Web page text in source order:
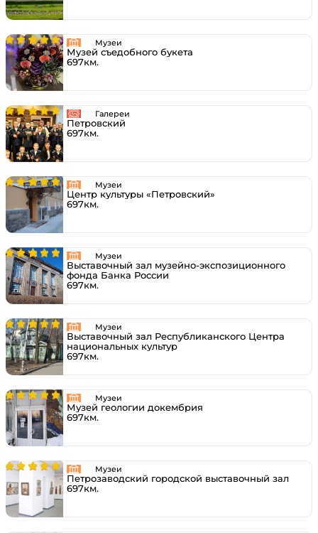
Музеи
Музей съедобного букета
697км.
Галереи
Петровский
697км.
Музеи
Центр культуры «Петровский»
697км.
Музеи
Выставочный зал музейно-экспозиционного
фонда Банка России
697км.
Музеи
Выставочный зал Республиканского Центра
национальных культур
697км.
Музеи
Музей геологии докембрия
697км.
Музеи
Петрозаводский городской выставочный зал
697км.